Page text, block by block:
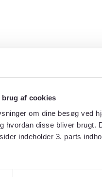
af cookies
om dine besøg ved
hvordan disse bliver
indeholder 3. parts